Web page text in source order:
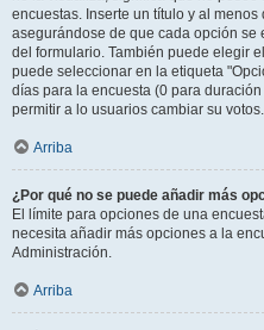
encuestas. Inserte un título y al
asegurándose de que cada opción
del formulario. También puede elegir
puede seleccionar en la etiqueta
días para la encuesta (0 para
permitir a lo usuarios cambiar su votos.
Arriba
¿Por qué no se puede añadir más
El límite para opciones de una
necesita añadir más opciones a la
Administración.
Arriba